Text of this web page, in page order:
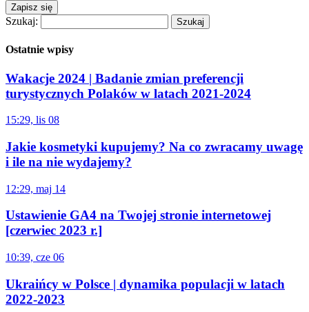
Zapisz się
Szukaj:
Ostatnie wpisy
Wakacje 2024 | Badanie zmian preferencji
turystycznych Polaków w latach 2021-2024
15:29, lis 08
Jakie kosmetyki kupujemy? Na co zwracamy uwagę
i ile na nie wydajemy?
12:29, maj 14
Ustawienie GA4 na Twojej stronie internetowej
[czerwiec 2023 r.]
10:39, cze 06
Ukraińcy w Polsce | dynamika populacji w latach
2022-2023